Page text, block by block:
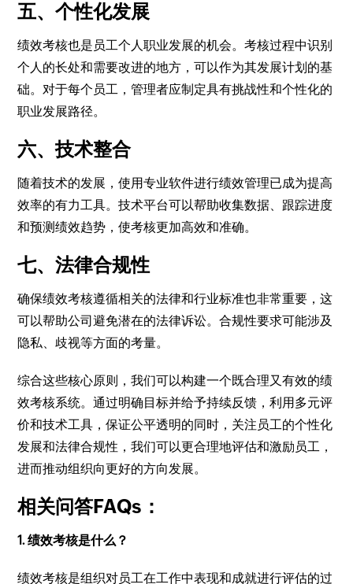
五、个性化发展
绩效考核也是员工个人职业发展的机会。考核过程中识别
个人的长处和需要改进的地方，可以作为其发展计划的基
础。对于每个员工，管理者应制定具有挑战性和个性化的
职业发展路径。
六、技术整合
随着技术的发展，使用专业软件进行绩效管理已成为提高
效率的有力工具。技术平台可以帮助收集数据、跟踪进度
和预测绩效趋势，使考核更加高效和准确。
七、法律合规性
确保绩效考核遵循相关的法律和行业标准也非常重要，这
可以帮助公司避免潜在的法律诉讼。合规性要求可能涉及
隐私、歧视等方面的考量。
综合这些核心原则，我们可以构建一个既合理又有效的绩
效考核系统。通过明确目标并给予持续反馈，利用多元评
价和技术工具，保证公平透明的同时，关注员工的个性化
发展和法律合规性，我们可以更合理地评估和激励员工，
进而推动组织向更好的方向发展。
相关问答FAQs：
1. 绩效考核是什么？
绩效考核是组织对员工在工作中表现和成就进行评估的过